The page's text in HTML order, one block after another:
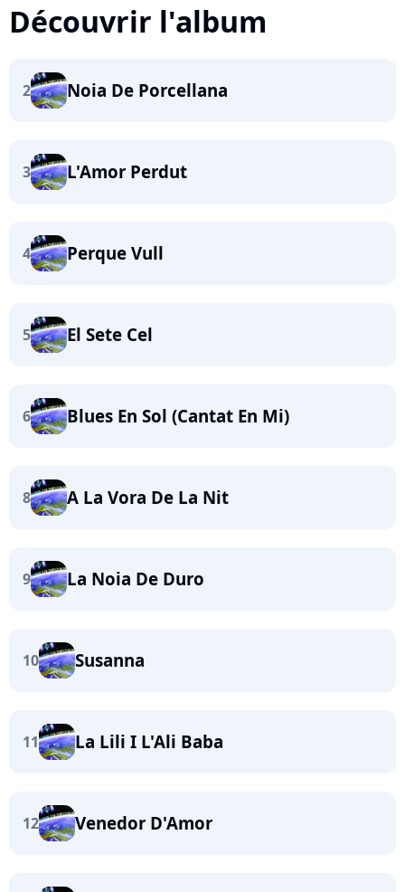
Découvrir l'album
2 Noia De Porcellana
3 L'Amor Perdut
4 Perque Vull
5 El Sete Cel
6 Blues En Sol (Cantat En Mi)
8 A La Vora De La Nit
9 La Noia De Duro
10 Susanna
11 La Lili I L'Ali Baba
12 Venedor D'Amor